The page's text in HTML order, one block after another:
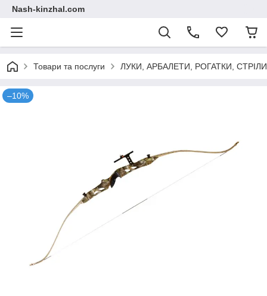
Nash-kinzhal.com
Товари та послуги ЛУКИ, АРБАЛЕТИ, РОГАТКИ,
–10%